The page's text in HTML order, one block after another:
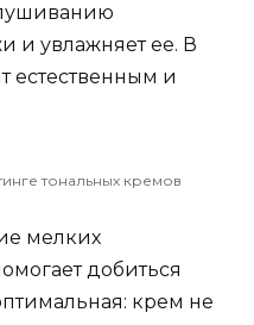
и увлажняет ее. В
естественным и
тональных кремов
мелких
добиться
крем не